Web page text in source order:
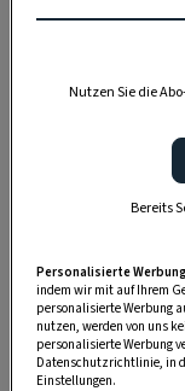
Nutzen Sie die
Bereits
Personalisierte
indem wir mit auf Ihrem
personalisierte Werbung
nutzen, werden von uns
personalisierte Werbung
Datenschutzrichtlinie, in
Einstellungen.